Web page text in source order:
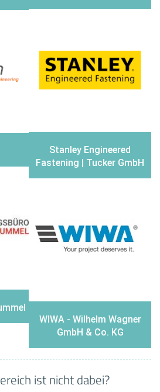
Stanley Engineered
Fastening | Tucker GmbH
WIWA - Wilhelm Wagner
GmbH & Co. KG
ist nicht dabei?